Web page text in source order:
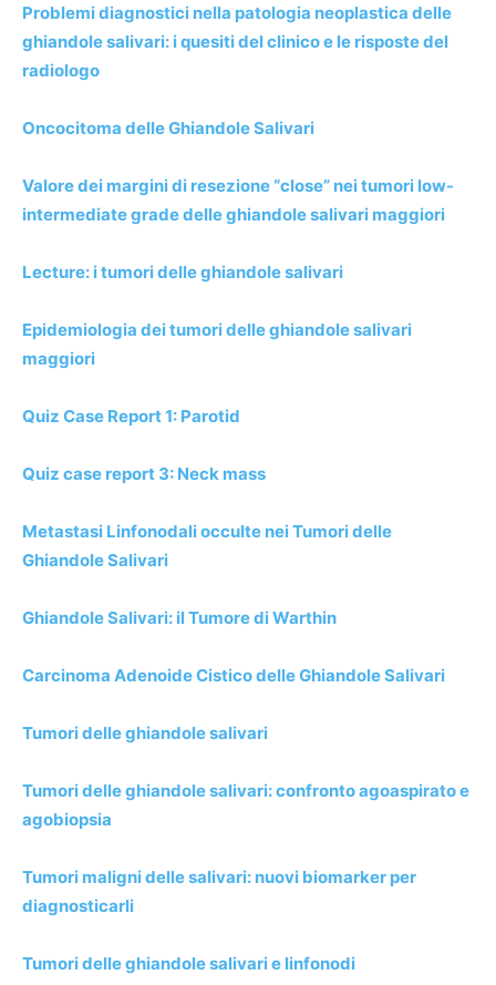
Problemi diagnostici nella patologia neoplastica delle
ghiandole salivari: i quesiti del clinico e le risposte del
radiologo
Oncocitoma delle Ghiandole Salivari
Valore dei margini di resezione “close” nei tumori low-
intermediate grade delle ghiandole salivari maggiori
Lecture: i tumori delle ghiandole salivari
Epidemiologia dei tumori delle ghiandole salivari
maggiori
Quiz Case Report 1: Parotid
Quiz case report 3: Neck mass
Metastasi Linfonodali occulte nei Tumori delle
Ghiandole Salivari
Ghiandole Salivari: il Tumore di Warthin
Carcinoma Adenoide Cistico delle Ghiandole Salivari
Tumori delle ghiandole salivari
Tumori delle ghiandole salivari: confronto agoaspirato e
agobiopsia
Tumori maligni delle salivari: nuovi biomarker per
diagnosticarli
Tumori delle ghiandole salivari e linfonodi